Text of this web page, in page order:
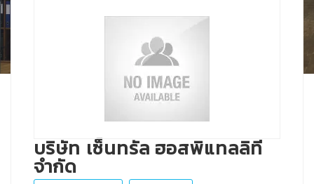
บริษัท เซ็นทรัล ฮอสพิแทลลิที
จำกัด